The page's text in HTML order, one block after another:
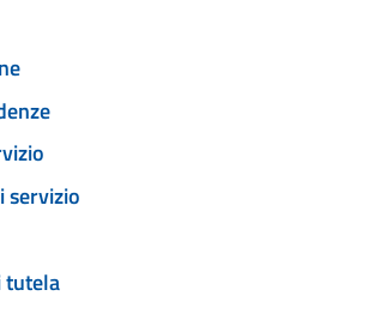
servizio
tutela